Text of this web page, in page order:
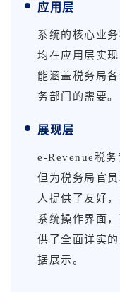
应用层
系统的核心业
均在应用层实现
能涵盖税务局各
务部门的需要。
展现层
e-Revenue税务
但为税务局官
人提供了友好
系统操作界面
供了全面详实
据展示。